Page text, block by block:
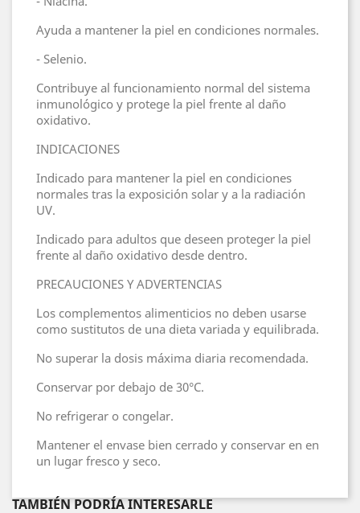
Ayuda a mantener la piel en condiciones normales.
- Selenio.
Contribuye al funcionamiento normal del sistema
inmunológico y protege la piel frente al daño
oxidativo.
INDICACIONES
Indicado para mantener la piel en condiciones
normales tras la exposición solar y a la radiación
UV.
Indicado para adultos que deseen proteger la piel
frente al daño oxidativo desde dentro.
PRECAUCIONES Y ADVERTENCIAS
Los complementos alimenticios no deben usarse
como sustitutos de una dieta variada y equilibrada.
No superar la dosis máxima diaria recomendada.
Conservar por debajo de 30°C.
No refrigerar o congelar.
Mantener el envase bien cerrado y conservar en en
un lugar fresco y seco.
TAMBIÉN PODRÍA INTERESARLE